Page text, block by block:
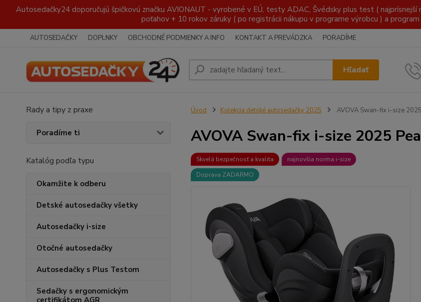
Autosedačky24 doporučujú špičkovú značku AVIONAUT - vyrobené v EÚ, testy ADAC, Švédsky plus test (
poťahov + 10 rokov záruky ( po registrácii nákupu v programe výrobcu ) a
AUTOSEDAČKY DOPLNKY OBCHODNÉ PODMIENKY A INFO KONTAKT A PREVÁDZKA PORADÍME
Hľadať
Rady a tipy z praxe
Poradíme ti
Katalóg podľa typu
Okamžite k odberu
Detské autosedačky všetky
Autosedačky i-size
Otočné autosedačky
Autosedačky s Plus Testom
Sedačky s ergonomickým
certifikátom AGR
Úvod Kolekcia detské autosedačky 2025 AVOVA Swan-fix i-size
AVOVA Swan-fix i-size 2025
Skvelá bezpečnosť a kvalita
najnovšia norma i-size
Doprava ZADARMO